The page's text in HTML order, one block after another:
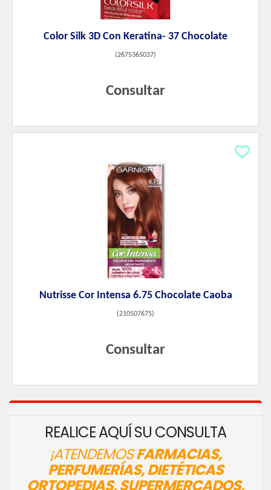
Color Silk 3D Con Keratina- 37 Chocolate
(2675365037)
Consultar
Nutrisse Cor Intensa 6.75 Chocolate Caoba
(210507675)
Consultar
REALICE AQUÍ SU CONSULTA
¡ATENDEMOSFARMACIAS,
PERFUMERÍAS, DIETÉTICAS
ORTOPEDIAS, SUPERMERCADOS,